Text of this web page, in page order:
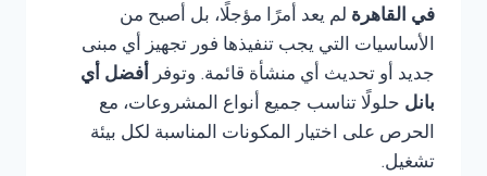
في القاهرة لم يعد أمرًا مؤجلًا، بل أصبح من
الأساسيات التي يجب تنفيذها فور تجهيز أي مبنى
جديد أو تحديث أي منشأة قائمة. وتوفر أفضل أي
بانل حلولًا تناسب جميع أنواع المشروعات، مع
الحرص على اختيار المكونات المناسبة لكل بيئة
تشغيل.